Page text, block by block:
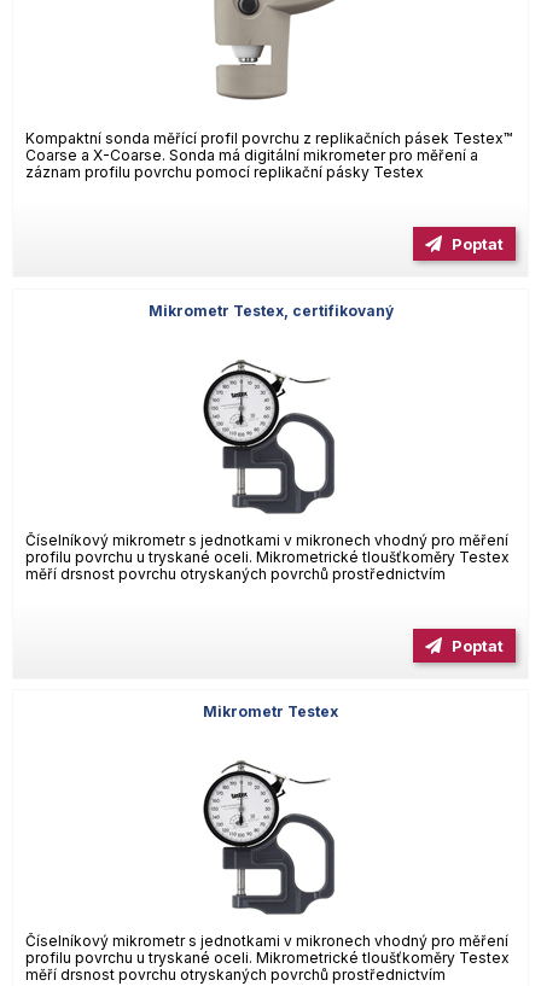
Kompaktní sonda měřící profil povrchu z replikačních pásek Testex™
Coarse a X-Coarse. Sonda má digitální mikrometer pro měření a
záznam profilu povrchu pomocí replikační pásky Testex
Poptat
Mikrometr Testex, certifikovaný
Číselníkový mikrometr s jednotkami v mikronech vhodný pro měření
profilu povrchu u tryskané oceli. Mikrometrické tloušťkoměry Testex
měří drsnost povrchu otryskaných povrchů prostřednictvím
Poptat
Mikrometr Testex
Číselníkový mikrometr s jednotkami v mikronech vhodný pro měření
profilu povrchu u tryskané oceli. Mikrometrické tloušťkoměry Testex
měří drsnost povrchu otryskaných povrchů prostřednictvím